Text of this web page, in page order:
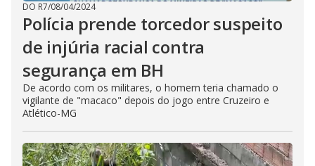
DO R7/08/04/2024
Polícia prende torcedor suspeito
de injúria racial contra
segurança em BH
De acordo com os militares, o homem teria chamado o
vigilante de "macaco" depois do jogo entre Cruzeiro e
Atlético-MG